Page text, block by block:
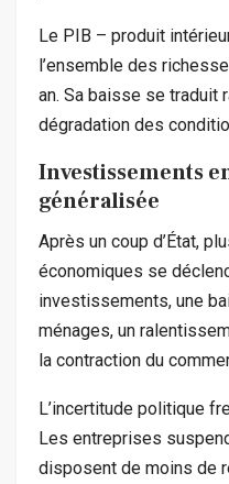
Le PIB – produit
l’ensemble des
an. Sa baisse se traduit
dégradation des
Investissements
généralisée
Après un coup d’État,
économiques se
investissements, une
ménages, un
la contraction du
L’incertitude politique
Les entreprises
disposent de moins de